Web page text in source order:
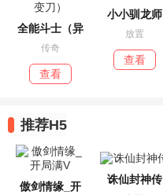
全能斗士（异
传奇
查看
小小驯龙师
放置
查看
推荐H5
傲剑情缘_开
诛仙封神传